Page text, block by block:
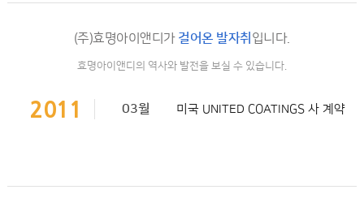
(주)효명아이앤디가 걸어온 발자취 입니다.
효명아이앤디의 역사와 발전을 보실 수 있습니다.
2011 03월 미국 UNITED COATINGS 사 계약